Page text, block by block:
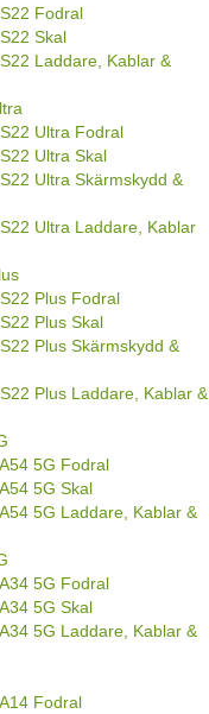
Fodral
Skal
Laddare, Kablar &
Ultra Fodral
Ultra Skal
Ultra Skärmskydd &
Ultra Laddare, Kablar
Plus Fodral
Plus Skal
Plus Skärmskydd &
Plus Laddare, Kablar &
5G Fodral
5G Skal
5G Laddare, Kablar &
5G Fodral
5G Skal
5G Laddare, Kablar &
Fodral